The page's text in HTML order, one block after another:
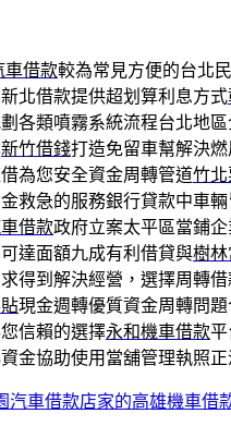
車借款較為常見方便的台北
北借款提供超划算利息方式
各類噴霧系統流程台北地
新竹借錢打造免留車幫解決
為您安全資金周轉管道竹
救急的服務銀行貸款中車
借款政府立案太平區當鋪
達面額九成有利借貸與樹
得到解決經營，選擇周轉
現金週轉優質資金周轉問
信賴的選擇永和機車借款平
金協助使用當舖管理執照正
汽車借款店家的高雄機車借